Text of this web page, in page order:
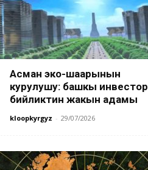
Асман эко-шаарынын
курулушу: башкы инвестор
бийликтин жакын адамы
kloopkyrgyz - 29/07/2026